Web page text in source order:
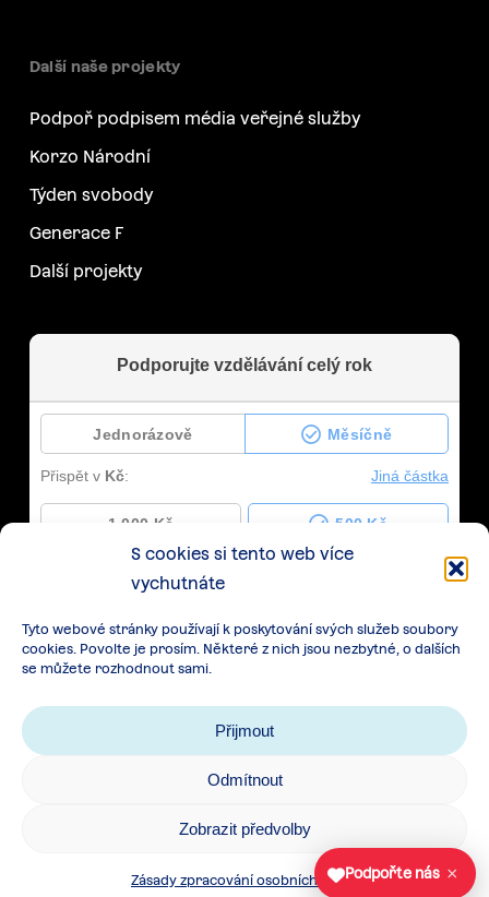
S cookies si tento web více
vychutnáte
Tyto webové stránky používají k poskytování svých služeb soubory
cookies. Povolte je prosím. Některé z nich jsou nezbytné, o dalších
se můžete rozhodnout sami.
Přijmout
Odmítnout
Zobrazit předvolby
Zásady zpracování osobních údajů
Další naše projekty
Podpoř podpisem média veřejné služby
Korzo Národní
Týden svobody
Generace F
Další projekty
Zásady zpracování osobních údajů
Všeobecné podmínky spolupráce
Podpořte nás ×